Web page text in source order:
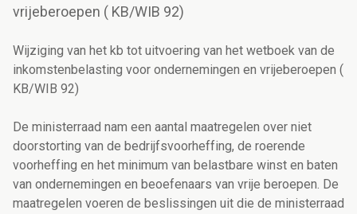
vrijeberoepen ( KB/WIB 92)
Wijziging van het kb tot uitvoering van het wetboek van de
inkomstenbelasting voor ondernemingen en vrijeberoepen (
KB/WIB 92)
De ministerraad nam een aantal maatregelen over niet
doorstorting van de bedrijfsvoorheffing, de roerende
voorheffing en het minimum van belastbare winst en baten
van ondernemingen en beoefenaars van vrije beroepen. De
maatregelen voeren de beslissingen uit die de ministerraad